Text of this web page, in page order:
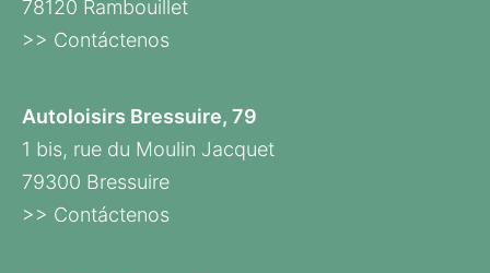
78120 Rambouillet
>> Contáctenos
Autoloisirs Bressuire, 79
1 bis, rue du Moulin Jacquet
79300 Bressuire
>> Contáctenos